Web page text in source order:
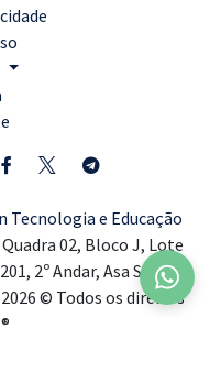
Tecnologia e Educação
Quadra 02, Bloco J, Lote
2º Andar, Asa Sul,
2026 © Todos os direitos